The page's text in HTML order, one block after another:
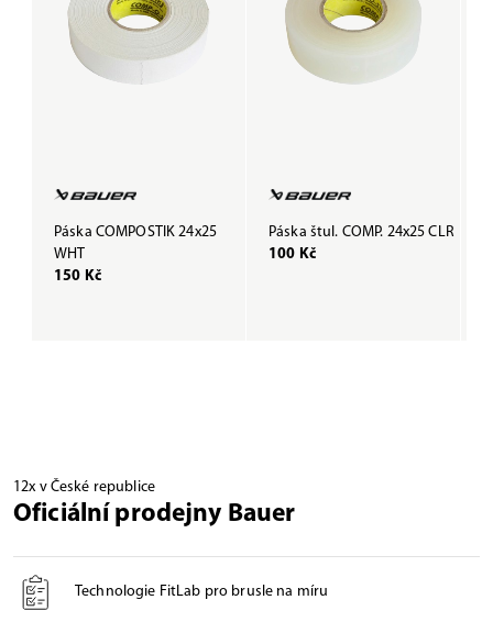
Páska COMPOSTIK 24x25
WHT
150 Kč
Páska štul. COMP. 24x25 CLR
100 Kč
12x v České republice
Oficiální prodejny Bauer
Technologie FitLab pro brusle na míru